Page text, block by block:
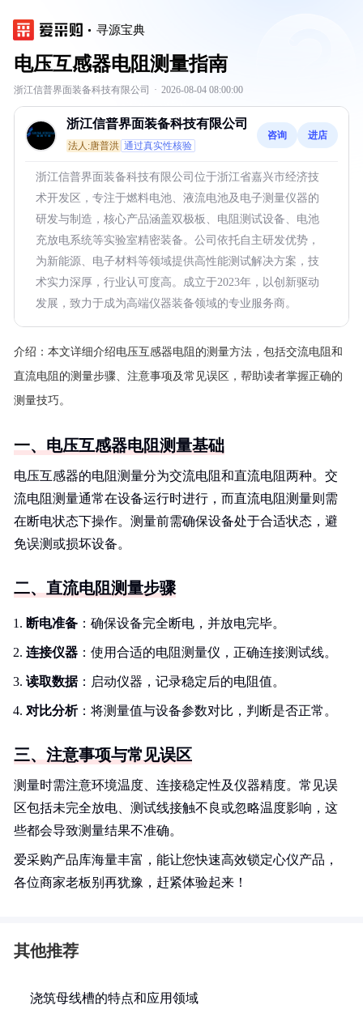
寻源宝典
电压互感器电阻测量指南
浙江信普界面装备科技有限公司 · 2026-08-04 08:00:00
浙江信普界面装备科技有限公司
法人:唐普洪 通过真实性核验
咨询 进店
浙江信普界面装备科技有限公司位于浙江省嘉兴市经济技
术开发区，专注于燃料电池、液流电池及电子测量仪器的
研发与制造，核心产品涵盖双极板、电阻测试设备、电池
充放电系统等实验室精密装备。公司依托自主研发优势，
为新能源、电子材料等领域提供高性能测试解决方案，技
术实力深厚，行业认可度高。成立于2023年，以创新驱动
发展，致力于成为高端仪器装备领域的专业服务商。
介绍： 本文详细介绍电压互感器电阻的测量方法，包括交流电阻和
直流电阻的测量步骤、注意事项及常见误区，帮助读者掌握正确的
测量技巧。
一、电压互感器电阻测量基础
电压互感器的电阻测量分为交流电阻和直流电阻两种。交
流电阻测量通常在设备运行时进行，而直流电阻测量则需
在断电状态下操作。测量前需确保设备处于合适状态，避
免误测或损坏设备。
二、直流电阻测量步骤
断电准备 ：确保设备完全断电，并放电完毕。
连接仪器 ：使用合适的电阻测量仪，正确连接测试线。
读取数据：启动仪器，记录稳定后的电阻值。
对比分析：将测量值与设备参数对比，判断是否正常。
三、注意事项与常见误区
测量时需注意环境温度、连接稳定性及仪器精度。常见误
区包括未完全放电、测试线接触不良或忽略温度影响，这
些都会导致测量结果不准确。
爱采购产品库海量丰富，能让您快速高效锁定心仪产品，
各位商家老板别再犹豫，赶紧体验起来！
其他推荐
浇筑母线槽的特点和应用领域